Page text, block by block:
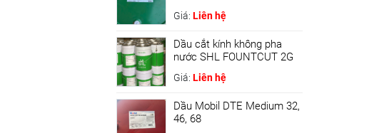
Giá: Liên hệ
Dầu cắt kính không pha
nước SHL FOUNTCUT 2G
Giá: Liên hệ
Dầu Mobil DTE Medium 32,
46, 68